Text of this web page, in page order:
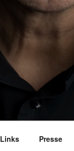
Links Presse